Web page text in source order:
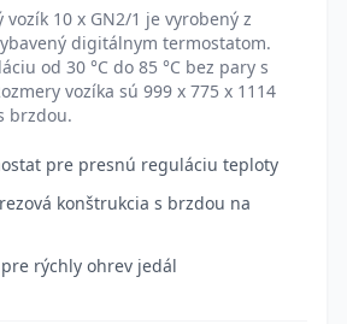
10 x GN2/1 je vyrobený z
digitálnym termostatom.
od 30 °C do 85 °C bez pary s
vozíka sú 999 x 775 x 1114
brzdou.
pre presnú reguláciu teploty
konštrukcia s brzdou na
pre rýchly ohrev jedál